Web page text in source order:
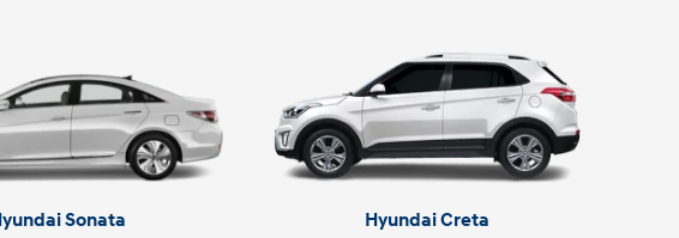
Sonata Hyundai Creta